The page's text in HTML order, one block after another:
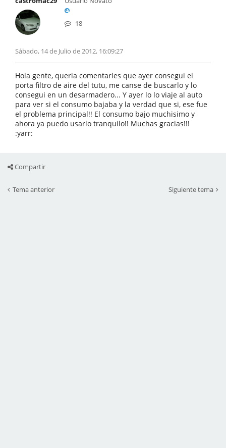
18
Sábado, 14 de Julio de 2012, 16:09:27
Hola gente, queria comentarles que ayer consegui el
porta filtro de aire del tutu, me canse de buscarlo y lo
consegui en un desarmadero... Y ayer lo lo viaje al auto
para ver si el consumo bajaba y la verdad que si, ese fue
el problema principal!! El consumo bajo muchisimo y
ahora ya puedo usarlo tranquilo!! Muchas gracias!!!
:yarr:
Compartir
Tema anterior Siguiente tema